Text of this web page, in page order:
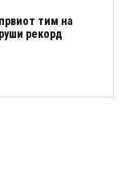
тим на
рекорд